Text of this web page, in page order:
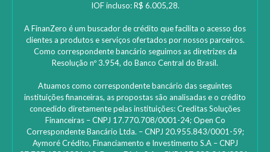
IOF incluso: R$ 6.005,28.
A FinanZero é um buscador de crédito que facilita o acesso dos
clientes a produtos e serviços ofertados por nossos parceiros.
Como correspondente bancário seguimos as diretrizes da
Resolução nº 3.954, do Banco Central do Brasil.
Atuamos como correspondente bancário das seguintes
instituições financeiras, as propostas são analisadas e o crédito
concedido diretamente pelas instituições: ‎Creditas Soluções
Financeiras – CNPJ 17.770.708/0001-24; Open Co
Correspondente Bancário Ltda. – CNPJ 20.955.843/0001-59;
Aymoré Crédito, Financiamento e Investimento S.A – CNPJ